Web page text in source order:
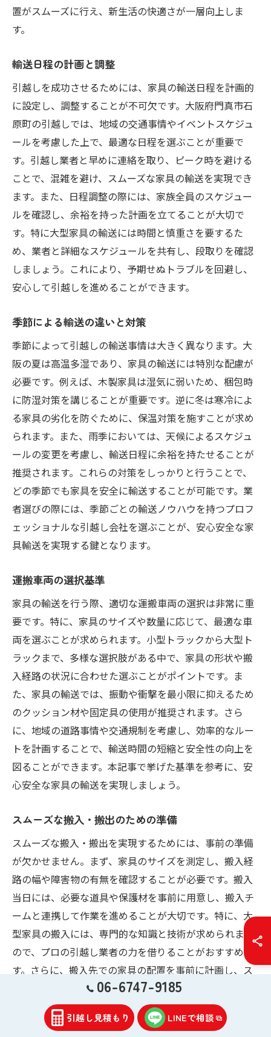
置がスムーズに行え、新生活の快適さが一層向上しま
す。
輸送日程の計画と調整
引越しを成功させるためには、家具の輸送日程を計画的
に設定し、調整することが不可欠です。大阪府門真市石
原町の引越しでは、地域の交通事情やイベントスケジュ
ールを考慮した上で、最適な日程を選ぶことが重要で
す。引越し業者と早めに連絡を取り、ピーク時を避ける
ことで、混雑を避け、スムーズな家具の輸送を実現でき
ます。また、日程調整の際には、家族全員のスケジュー
ルを確認し、余裕を持った計画を立てることが大切で
す。特に大型家具の輸送には時間と慎重さを要するた
め、業者と詳細なスケジュールを共有し、段取りを確認
しましょう。これにより、予期せぬトラブルを回避し、
安心して引越しを進めることができます。
季節による輸送の違いと対策
季節によって引越しの輸送事情は大きく異なります。大
阪の夏は高温多湿であり、家具の輸送には特別な配慮が
必要です。例えば、木製家具は湿気に弱いため、梱包時
に防湿対策を講じることが重要です。逆に冬は寒冷によ
る家具の劣化を防ぐために、保温対策を施すことが求め
られます。また、雨季においては、天候によるスケジュ
ールの変更を考慮し、輸送日程に余裕を持たせることが
推奨されます。これらの対策をしっかりと行うことで、
どの季節でも家具を安全に輸送することが可能です。業
者選びの際には、季節ごとの輸送ノウハウを持つプロフ
ェッショナルな引越し会社を選ぶことが、安心安全な家
具輸送を実現する鍵となります。
運搬車両の選択基準
家具の輸送を行う際、適切な運搬車両の選択は非常に重
要です。特に、家具のサイズや数量に応じて、最適な車
両を選ぶことが求められます。小型トラックから大型ト
ラックまで、多様な選択肢がある中で、家具の形状や搬
入経路の状況に合わせた選ぶことがポイントです。ま
た、家具の輸送では、振動や衝撃を最小限に抑えるため
のクッション材や固定具の使用が推奨されます。さら
に、地域の道路事情や交通規制を考慮し、効率的なルー
トを計画することで、輸送時間の短縮と安全性の向上を
図ることができます。本記事で挙げた基準を参考に、安
心安全な家具の輸送を実現しましょう。
スムーズな搬入・搬出のための準備
スムーズな搬入・搬出を実現するためには、事前の準備
が欠かせません。まず、家具のサイズを測定し、搬入経
路の幅や障害物の有無を確認することが必要です。搬入
当日には、必要な道具や保護材を事前に用意し、搬入チ
ームと連携して作業を進めることが大切です。特に、大
型家具の搬入には、専門的な知識と技術が求められます
ので、プロの引越し業者の力を借りることがおすすめで
す。さらに、搬入先での家具の配置を事前に計画し、ス
ムーズな作業を心がけることで、引越し後の生活をスム
ーズにスタートさせることが可能となります。本記事を
参考に、効率的な搬入・搬出を実現し、新生活を安心し
06-6747-9185
引越し見積もり LINEで相談